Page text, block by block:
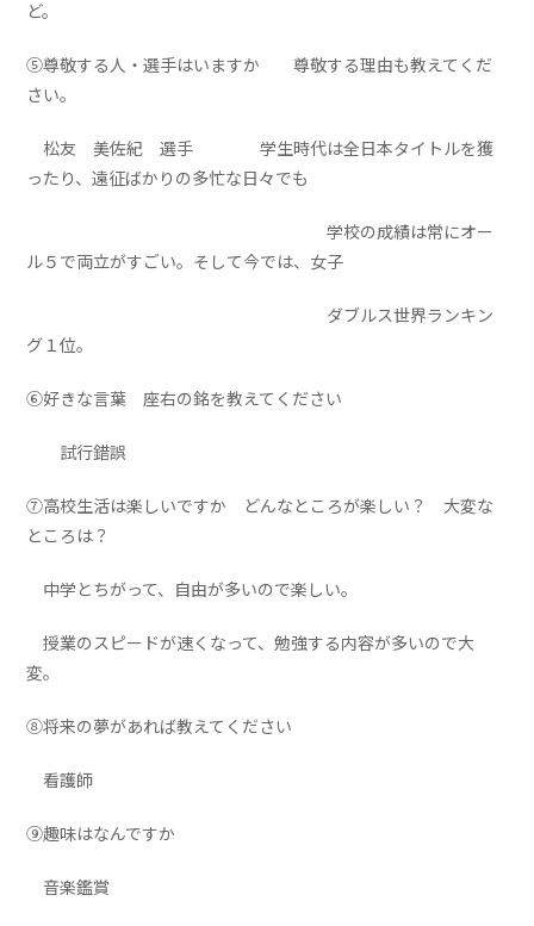
ど。
⑤尊敬する人・選手はいますか 尊敬する理由も教えてくだ
さい。
松友 美佐紀 選手 学生時代は全日本タイトルを獲
ったり、遠征ばかりの多忙な日々でも
学校の成績は常にオー
ル５で両立がすごい。そして今では、女子
ダブルス世界ランキン
グ１位。
⑥好きな言葉 座右の銘を教えてください
試行錯誤
⑦高校生活は楽しいですか どんなところが楽しい？ 大変な
ところは？
中学とちがって、自由が多いので楽しい。
授業のスピードが速くなって、勉強する内容が多いので大
変。
⑧将来の夢があれば教えてください
看護師
⑨趣味はなんですか
音楽鑑賞